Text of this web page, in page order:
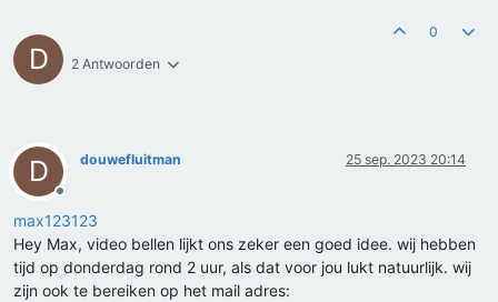
D 2 Antwoorden
0
D
Offline
douwefluitman 25 sep. 2023 20:14
max123123
Hey Max, video bellen lijkt ons zeker een goed idee. wij hebben
tijd op donderdag rond 2 uur, als dat voor jou lukt natuurlijk. wij
zijn ook te bereiken op het mail adres: